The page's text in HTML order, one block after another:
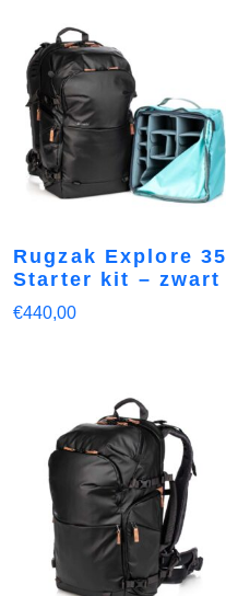
Rugzak Explore 35
Starter kit – zwart
€440,00